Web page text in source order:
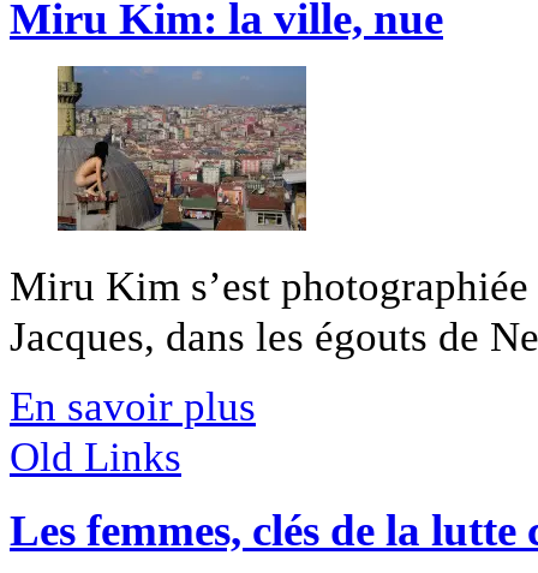
Miru Kim: la ville, nue
Miru Kim s’est
Jacques, dans les égouts de
En savoir plus
Old Links
Les femmes, clés de la